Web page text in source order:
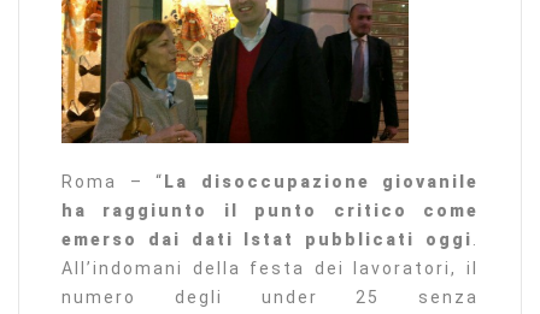
Roma – “ La disoccupazione giovanile
ha raggiunto il punto critico come
emerso dai dati Istat pubblicati oggi
All’indomani della festa dei lavoratori, il
numero degli under 25 senza